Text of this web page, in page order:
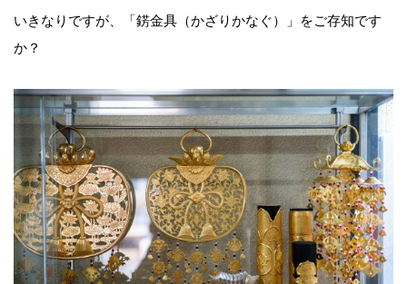
いきなりですが、「錺金具（かざりかなぐ）」をご存知です
か？